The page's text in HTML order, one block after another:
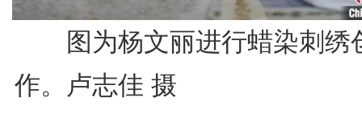
图为杨文丽进行蜡染刺绣
作。卢志佳 摄